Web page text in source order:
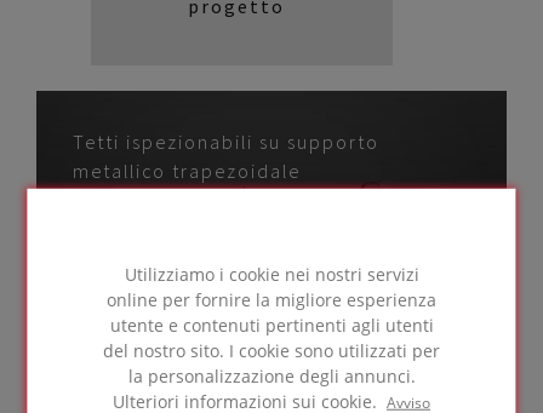
Utilizziamo i cookie nei nostri servizi
online per fornire la migliore esperienza
utente e contenuti pertinenti agli utenti
del nostro sito. I cookie sono utilizzati per
la personalizzazione degli annunci.
Ulteriori informazioni sui cookie. Avviso
progetto
Tetti ispezionabili su supporto
metallico trapezoidale
VAI AGLI
SOLUZIONE